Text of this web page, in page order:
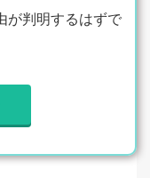
が判明するはずで